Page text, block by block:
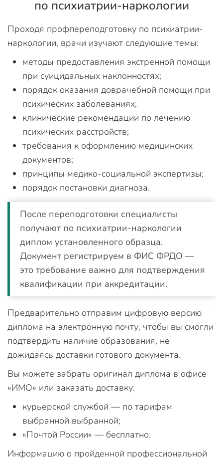
по психиатрии-наркологии
Проходя профпереподготовку по психиатрии-
наркологии, врачи изучают следующие темы:
методы предоставления экстренной помощи
при суицидальных наклонностях;
порядок оказания доврачебной помощи при
психических заболеваниях;
клинические рекомендации по лечению
психических расстройств;
требования к оформлению медицинских
документов;
принципы медико-социальной экспертизы;
порядок постановки диагноза.
После переподготовки специалисты
получают по психиатрии-наркологии
диплом установленного образца.
Документ регистрируем в ФИС ФРДО —
это требование важно для подтверждения
квалификации при аккредитации.
Предварительно отправим цифровую версию
диплома на электронную почту, чтобы вы смогли
подтвердить наличие образования, не
дожидаясь доставки готового документа.
Вы можете забрать оригинал диплома в офисе
«ИМО» или заказать доставку:
курьерской службой — по тарифам
выбранной выбранной;
«Почтой России» — бесплатно.
Информацию о пройденной профессиональной